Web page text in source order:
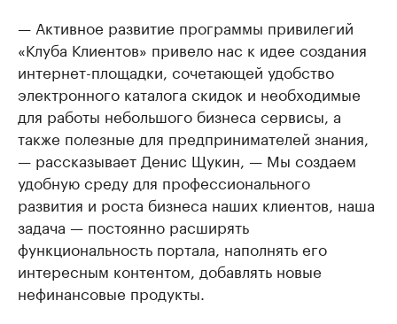
— Активное развитие программы привилегий
«Клуба Клиентов» привело нас к идее создания
интернет-площадки, сочетающей удобство
электронного каталога скидок и необходимые
для работы небольшого бизнеса сервисы, а
также полезные для предпринимателей знания,
— рассказывает Денис Щукин, — Мы создаем
удобную среду для профессионального
развития и роста бизнеса наших клиентов, наша
задача — постоянно расширять
функциональность портала, наполнять его
интересным контентом, добавлять новые
нефинансовые продукты.